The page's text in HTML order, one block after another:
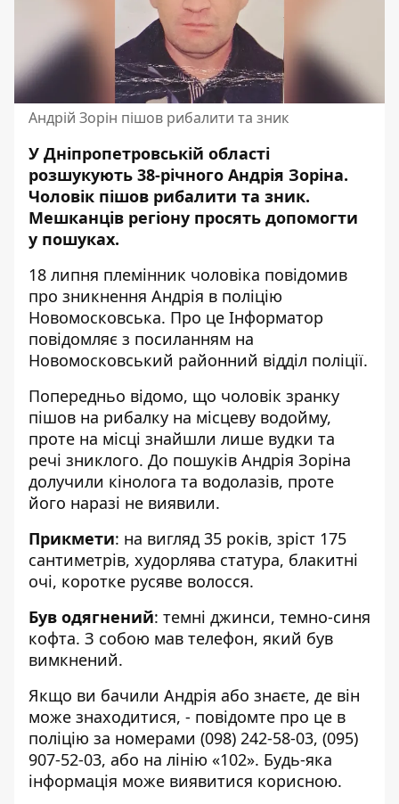
Андрій Зорін пішов рибалити та зник
У Дніпропетровській області
розшукують 38-річного Андрія Зоріна.
Чоловік пішов рибалити та зник.
Мешканців регіону просять допомогти
у пошуках.
18 липня племінник чоловіка повідомив
про зникнення Андрія в поліцію
Новомосковська. Про це Інформатор
повідомляє з посиланням на
Новомосковський районний відділ поліції.
Попередньо відомо, що чоловік зранку
пішов на рибалку на місцеву водойму,
проте на місці знайшли лише вудки та
речі зниклого. До пошуків Андрія Зоріна
долучили кінолога та водолазів, проте
його наразі не виявили.
Прикмети: на вигляд 35 років, зріст 175
сантиметрів, худорлява статура, блакитні
очі, коротке русяве волосся.
Був одягнений: темні джинси, темно-синя
кофта. З собою мав телефон, який був
вимкнений.
Якщо ви бачили Андрія або знаєте, де він
може знаходитися, - повідомте про це в
поліцію за номерами (098) 242-58-03, (095)
907-52-03, або на лінію «102». Будь-яка
інформація може виявитися корисною.